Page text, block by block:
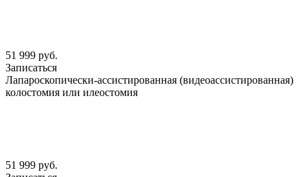
51 999 руб.
Записаться
Лапароскопически-ассистированная (видеоассистированная)
колостомия или илеостомия
51 999 руб.